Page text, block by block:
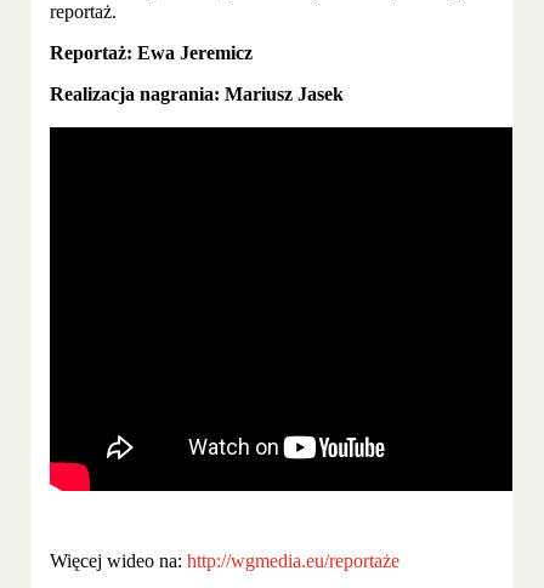
reportaż.
Reportaż: Ewa Jeremicz
Realizacja nagrania: Mariusz Jasek
Więcej wideo na: http://wgmedia.eu/reportaże